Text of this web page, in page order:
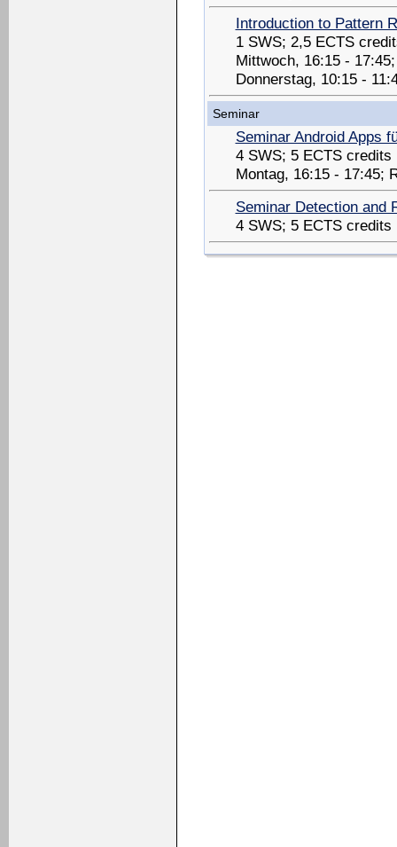
Introduction to Pattern
1 SWS; 2,5 ECTS
Mittwoch, 16:15 -
Donnerstag, 10:15 -
Seminar
Seminar Android Apps
4 SWS; 5 ECTS credits
Montag, 16:15 - 17:45;
Seminar Detection and
4 SWS; 5 ECTS credits